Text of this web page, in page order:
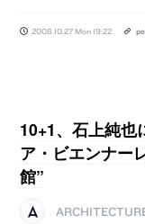
2008.10.27 Mon 19:22
10+1、石上純也
ア・ビエンナー
館”